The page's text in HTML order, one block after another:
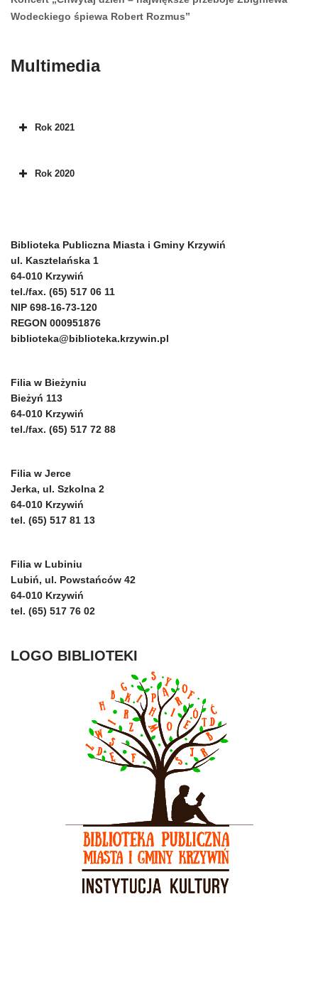
Wodeckiego śpiewa Robert Rozmus”
Multimedia
Rok 2021
Rok 2020
Biblioteka Publiczna Miasta i Gminy Krzywiń
ul. Kasztelańska 1
64-010 Krzywiń
tel./fax. (65) 517 06 11
NIP 698-16-73-120
REGON 000951876
biblioteka@biblioteka.krzywin.pl
Filia w Bieżyniu
Bieżyń 113
64-010 Krzywiń
tel./fax. (65) 517 72 88
Filia w Jerce
Jerka, ul. Szkolna 2
64-010 Krzywiń
tel. (65) 517 81 13
Filia w Lubiniu
Lubiń, ul. Powstańców 42
64-010 Krzywiń
tel. (65) 517 76 02
LOGO BIBLIOTEKI